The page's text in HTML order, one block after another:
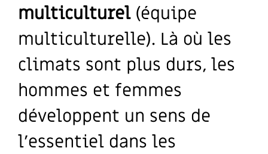
multiculturel(équipe
multiculturelle). Là où les
climats sont plus durs, les
hommes et femmes
développent un sens de
l’essentiel dans les